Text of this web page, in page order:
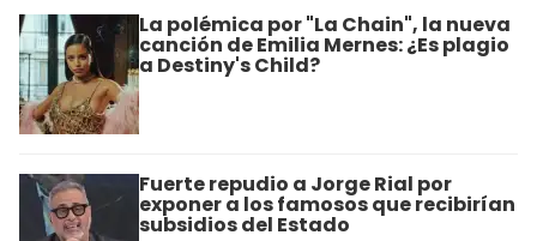
La polémica por "La Chain", la nueva
canción de Emilia Mernes: ¿Es plagio
a Destiny's Child?
Fuerte repudio a Jorge Rial por
exponer a los famosos que recibirían
subsidios del Estado